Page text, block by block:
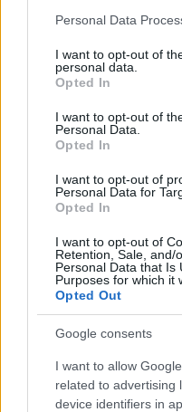
Please note that this
not limited to your visit or
grant or deny consent to
use your data for below
consent section.
Personal Data
I want to opt-out of
personal data.
Opted In
I want to opt-out of
Personal Data.
Opted In
I want to opt-out of
Personal Data for
Opted In
I want to opt-out of
Retention, Sale, and/
Personal Data that Is
Purposes for which it
Opted Out
Google consents
I want to allow
related to advertising
device identifiers in